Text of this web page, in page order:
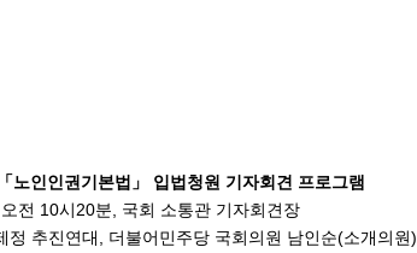
노인인권기본법」 입법청원 기자회견 프로그램
전 10시20분, 국회 소통관 기자회견장
정 추진연대, 더불어민주당 국회의원 남인순(소개의원)